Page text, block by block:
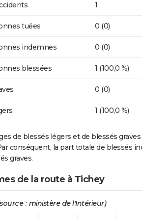
1
tuées 0 (0)
indemnes 0 (0)
blessées 1 (100,0 %)
0 (0)
1 (100,0 %)
de blessés légers et de blessés
conséquent, la part totale de blessés
graves.
de la route à Tichey
: ministère de l'Intérieur)